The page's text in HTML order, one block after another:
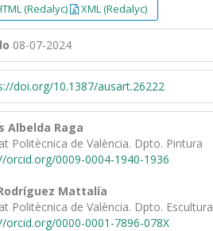
(Redalyc) XML (Redalyc)
08-07-2024
doi.org/10.1387/ausart.26222
Albelda Raga
Politècnica de València. Dpto. Pintura
orcid.org/0009-0004-1940-1936
Mattalía
Politècnica de València. Dpto. Escultura
orcid.org/0000-0001-7896-078X